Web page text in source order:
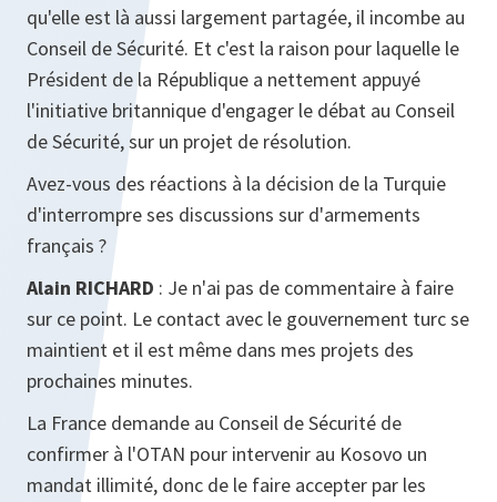
qu'elle est là aussi largement partagée, il incombe au
Conseil de Sécurité. Et c'est la raison pour laquelle le
Président de la République a nettement appuyé
l'initiative britannique d'engager le débat au Conseil
de Sécurité, sur un projet de résolution.
Avez-vous des réactions à la décision de la Turquie
d'interrompre ses discussions sur d'armements
français ?
Alain RICHARD : Je n'ai pas de commentaire à faire
sur ce point. Le contact avec le gouvernement turc se
maintient et il est même dans mes projets des
prochaines minutes.
La France demande au Conseil de Sécurité de
confirmer à l'OTAN pour intervenir au Kosovo un
mandat illimité, donc de le faire accepter par les